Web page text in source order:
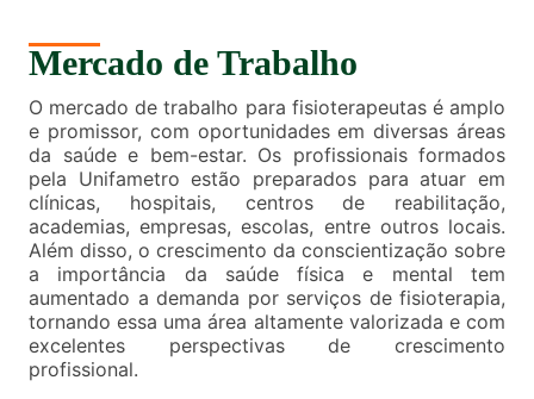
Mercado de Trabalho
O mercado de trabalho para fisioterapeutas é amplo
e promissor, com oportunidades em diversas áreas
da saúde e bem-estar. Os profissionais formados
pela Unifametro estão preparados para atuar em
clínicas, hospitais, centros de reabilitação,
academias, empresas, escolas, entre outros locais.
Além disso, o crescimento da conscientização sobre
a importância da saúde física e mental tem
aumentado a demanda por serviços de fisioterapia,
tornando essa uma área altamente valorizada e com
excelentes perspectivas de crescimento
profissional.